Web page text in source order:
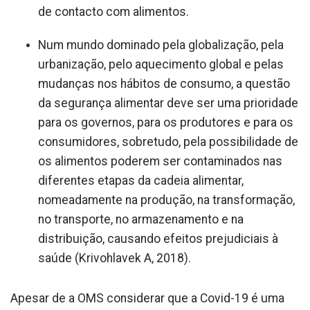
de contacto com alimentos.
Num mundo dominado pela globalização, pela
urbanização, pelo aquecimento global e pelas
mudanças nos hábitos de consumo, a questão
da segurança alimentar deve ser uma prioridade
para os governos, para os produtores e para os
consumidores, sobretudo, pela possibilidade de
os alimentos poderem ser contaminados nas
diferentes etapas da cadeia alimentar,
nomeadamente na produção, na transformação,
no transporte, no armazenamento e na
distribuição, causando efeitos prejudiciais à
saúde (Krivohlavek A, 2018).
Apesar de a OMS considerar que a Covid-19 é uma